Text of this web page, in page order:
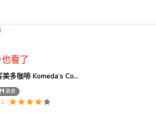
看了
客美多咖啡 Komeda‘s Coffee - 台南小北店
美食